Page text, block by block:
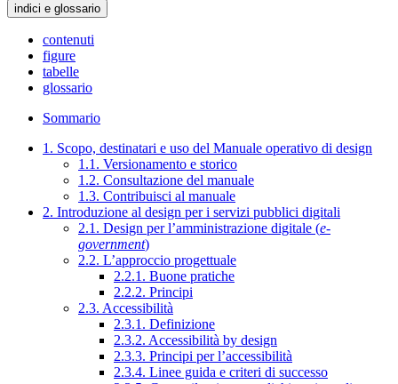
indici e glossario
contenuti
figure
tabelle
glossario
Sommario
1. Scopo, destinatari e uso del Manuale operativo di design
1.1. Versionamento e storico
1.2. Consultazione del manuale
1.3. Contribuisci al manuale
2. Introduzione al design per i servizi pubblici digitali
2.1. Design per l’amministrazione digitale (e-
government)
2.2. L’approccio progettuale
2.2.1. Buone pratiche
2.2.2. Principi
2.3. Accessibilità
2.3.1. Definizione
2.3.2. Accessibilità by design
2.3.3. Principi per l’accessibilità
2.3.4. Linee guida e criteri di successo